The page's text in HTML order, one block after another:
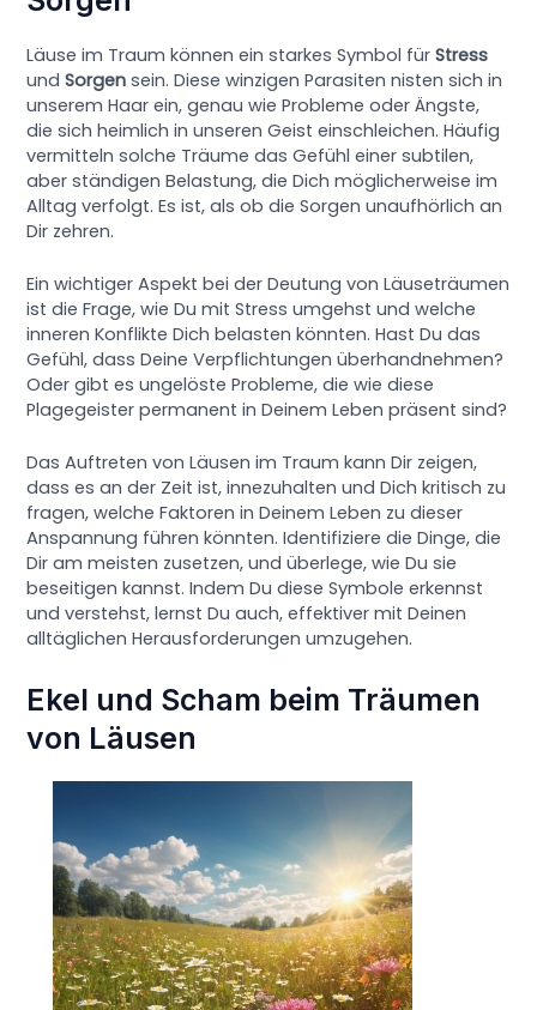
Läuse im Traum können ein starkes Symbol fürStress
undSorgen sein. Diese winzigen Parasiten nisten sich in
unserem Haar ein, genau wie Probleme oder Ängste,
die sich heimlich in unseren Geist einschleichen. Häufig
vermitteln solche Träume das Gefühl einer subtilen,
aber ständigen Belastung, die Dich möglicherweise im
Alltag verfolgt. Es ist, als ob die Sorgen unaufhörlich an
Dir zehren.
Ein wichtiger Aspekt bei der Deutung von Läuseträumen
ist die Frage, wie Du mit Stress umgehst und welche
inneren Konflikte Dich belasten könnten. Hast Du das
Gefühl, dass Deine Verpflichtungen überhandnehmen?
Oder gibt es ungelöste Probleme, die wie diese
Plagegeister permanent in Deinem Leben präsent sind?
Das Auftreten von Läusen im Traum kann Dir zeigen,
dass es an der Zeit ist, innezuhalten und Dich kritisch zu
fragen, welche Faktoren in Deinem Leben zu dieser
Anspannung führen könnten. Identifiziere die Dinge, die
Dir am meisten zusetzen, und überlege, wie Du sie
beseitigen kannst. Indem Du diese Symbole erkennst
und verstehst, lernst Du auch, effektiver mit Deinen
alltäglichen Herausforderungen umzugehen.
Ekel und Scham beim Träumen
von Läusen